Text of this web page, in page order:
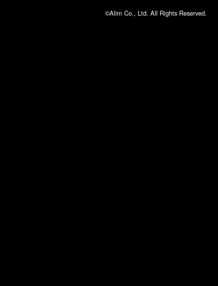
©Alim Co., Ltd. All Rights Reserved.